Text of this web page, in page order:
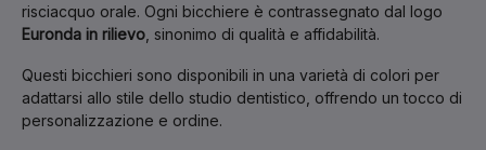
risciacquo orale. Ogni bicchiere è contrassegnato dal logo
Euronda in rilievo , sinonimo di qualità e affidabilità.
Questi bicchieri sono disponibili in una varietà di colori per
adattarsi allo stile dello studio dentistico, offrendo un tocco di
personalizzazione e ordine.